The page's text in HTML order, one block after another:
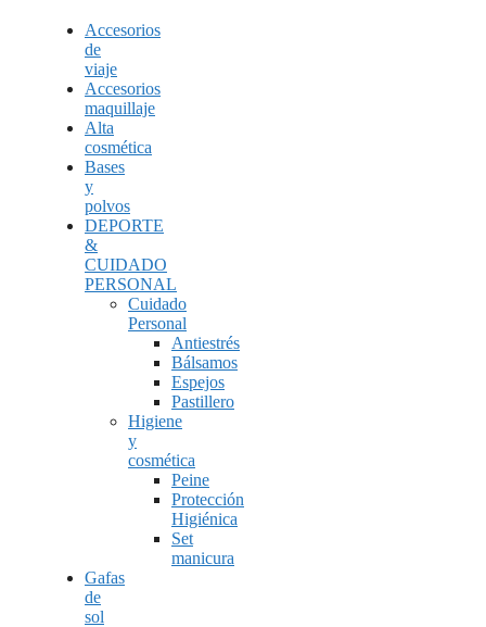
Accesorios
de
viaje
Accesorios
maquillaje
Alta
cosmética
Bases
y
polvos
DEPORTE
&
CUIDADO
PERSONAL
Cuidado
Personal
Antiestrés
Bálsamos
Espejos
Pastillero
Higiene
y
cosmética
Peine
Protección
Higiénica
Set
manicura
Gafas
de
sol